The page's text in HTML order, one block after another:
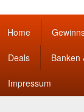
Home
Deals Banken
Impressum